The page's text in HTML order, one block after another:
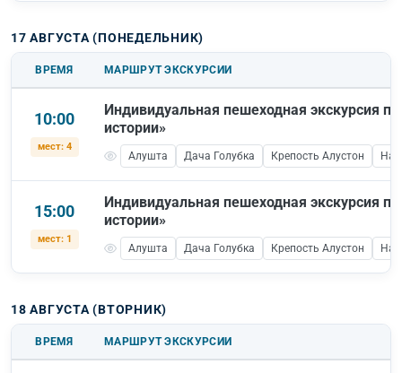
17 АВГУСТА (ПОНЕДЕЛЬНИК)
ВРЕМЯ МАРШРУТ ЭКСКУРСИИ
10:00
мест: 4
Индивидуальная пешеходная экскурсия
истории»
Алушта Дача Голубка Крепость Алустон
15:00
мест: 1
Индивидуальная пешеходная экскурсия
истории»
Алушта Дача Голубка Крепость Алустон
18 АВГУСТА (ВТОРНИК)
ВРЕМЯ МАРШРУТ ЭКСКУРСИИ